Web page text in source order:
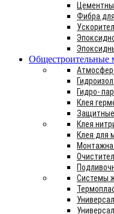
Фибра
Общестроительные
Гидро-
Клея
Защитные
Клея
Клея для
Системы